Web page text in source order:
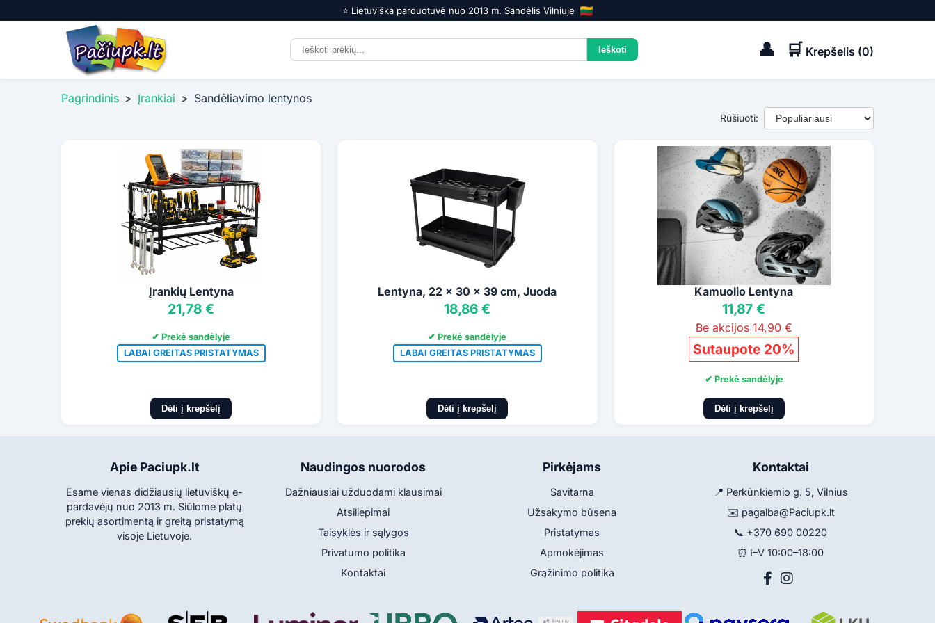
⭐️ Lietuviška parduotuvė nuo 2013 m. Sandėlis Vilniuje
👤 🛒 Krepšelis (0)
Pagrindinis > Įrankiai > Sandėliavimo lentynos
Rūšiuoti:
Įrankių Lentyna
21,78 €
✔ Prekė sandėlyje
LABAI GREITAS PRISTATYMAS
Dėti į krepšelį
Lentyna, 22 x 30 x 39 cm, Juoda
18,86 €
✔ Prekė sandėlyje
LABAI GREITAS PRISTATYMAS
Dėti į krepšelį
Kamuolio Lentyna
11,87 €
Be akcijos 14,90 €
Sutaupote 20%
✔ Prekė sandėlyje
Dėti į krepšelį
Apie Paciupk.lt
Esame vienas didžiausių lietuviškų e-
pardavėjų nuo 2013 m. Siūlome platų
prekių asortimentą ir greitą pristatymą
visoje Lietuvoje.
Naudingos nuorodos
Dažniausiai užduodami klausimai
Atsiliepimai
Taisyklės ir sąlygos
Privatumo politika
Kontaktai
Pirkėjams
Savitarna
Užsakymo būsena
Pristatymas
Apmokėjimas
Grąžinimo politika
Kontaktai
📍 Perkūnkiemio g. 5, Vilnius
✉️ pagalba@Paciupk.lt
📞 +370 690 00220
⏰ I–V 10:00–18:00